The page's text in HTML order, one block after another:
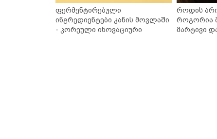
ფერმენტირებული
ინგრედიენტები კანის მოვლაში
- კორეული ინოვაციური
როდის
როგორია
მარტივი